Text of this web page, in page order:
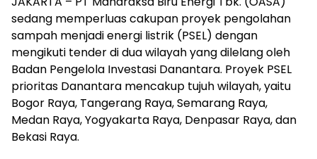
sedang memperluas cakupan proyek pengolahan
sampah menjadi energi listrik (PSEL) dengan
mengikuti tender di dua wilayah yang dilelang oleh
Badan Pengelola Investasi Danantara. Proyek PSEL
prioritas Danantara mencakup tujuh wilayah, yaitu
Bogor Raya, Tangerang Raya, Semarang Raya,
Medan Raya, Yogyakarta Raya, Denpasar Raya, dan
Bekasi Raya.